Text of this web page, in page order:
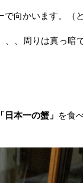
向かいます。（
、、周りは真っ暗
「日本一の蟹」 を食